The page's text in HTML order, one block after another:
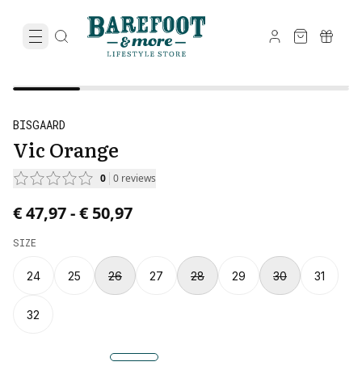
BISGAARD
Vic Orange
0 0 reviews
Price from € 47,97 to € 50,97.
€ 47,97-€ 50,97
SIZE
24 25 26 27 28 29 30 31
32